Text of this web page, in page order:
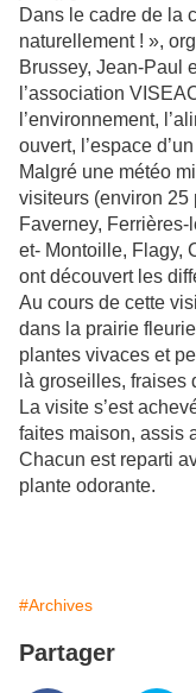
Dans le cadre de la
naturellement ! »,
Brussey, Jean-Paul
l’association
l’environnement,
ouvert, l’espace
Malgré une météo
visiteurs (environ 25
Faverney,
et- Montoille, Flagy,
ont découvert les
Au cours de cette
dans la prairie
plantes vivaces et
là groseilles, fraises
La visite s’est
faites maison, assis
Chacun est reparti
plante odorante.
#Archives
Partager